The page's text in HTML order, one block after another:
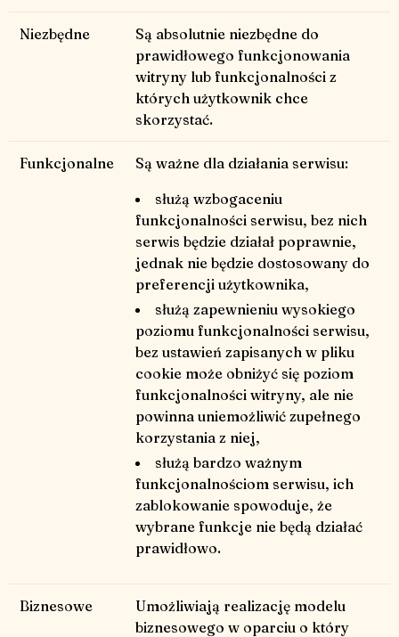
Niezbędne
Są absolutnie niezbędne do
prawidłowego funkcjonowania
witryny lub funkcjonalności z
których użytkownik chce
skorzystać.
Funkcjonalne
Są ważne dla działania serwisu:
służą wzbogaceniu
funkcjonalności serwisu, bez nich
serwis będzie działał poprawnie,
jednak nie będzie dostosowany do
preferencji użytkownika,
służą zapewnieniu wysokiego
poziomu funkcjonalności serwisu,
bez ustawień zapisanych w pliku
cookie może obniżyć się poziom
funkcjonalności witryny, ale nie
powinna uniemożliwić zupełnego
korzystania z niej,
służą bardzo ważnym
funkcjonalnościom serwisu, ich
zablokowanie spowoduje, że
wybrane funkcje nie będą działać
prawidłowo.
Biznesowe
Umożliwiają realizację modelu
biznesowego w oparciu o który